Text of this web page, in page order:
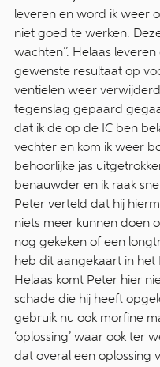
leveren en word ik weer
niet goed te werken.
wachten’’. Helaas
gewenste resultaat op
ventielen weer
tegenslag gepaard
dat ik de op de IC ben
vechter en kom ik weer
behoorlijke jas
benauwder en ik raak
Peter verteld dat hij
niets meer kunnen doen
nog gekeken of een
heb dit aangekaart in het
Helaas komt Peter hier
schade die hij heeft
gebruik nu ook morfine
‘oplossing’ waar ook ter
dat overal een oplossing